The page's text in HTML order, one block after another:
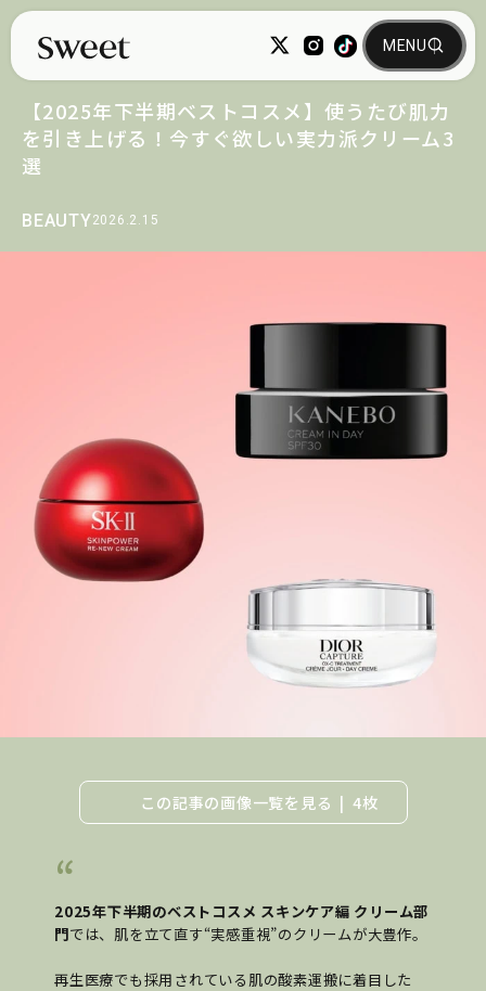
BEAUTY2026.2.15
【2025年下半期ベストコスメ】使うたび肌力
を引き上げる！今すぐ欲しい実力派クリーム3
選
この記事の画像一覧を見る 4枚
2025年下半期のベストコスメ スキンケア編 クリーム部
門では、肌を立て直す“実感重視”のクリームが大豊作。
再生医療でも採用されている肌の酸素運搬に着目した